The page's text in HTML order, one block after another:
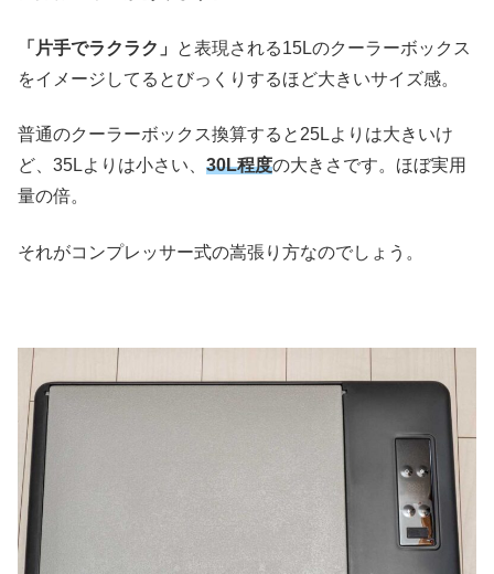
「片手でラクラク」
と表現される15Lのクーラーボックス
をイメージしてるとびっくりするほど大きいサイズ感。
普通のクーラーボックス換算すると25Lよりは大きいけ
ど、35Lよりは小さい、 30L程度の大きさです。ほぼ実用
量の倍。
それがコンプレッサー式の嵩張り方なのでしょう。